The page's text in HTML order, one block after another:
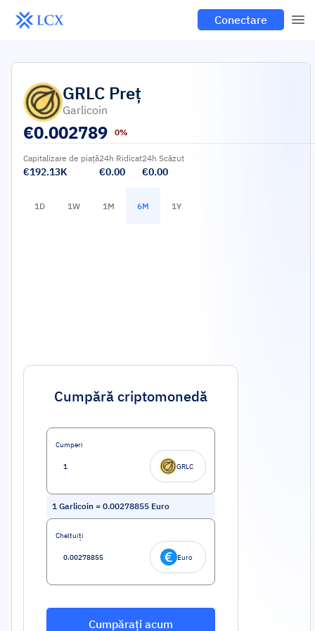
Conectare
GRLC Preț
Garlicoin
€0.002789 0%
Capitalizare de piață
€192.13K
24h Ridicat
€0.00
24h Scăzut
€0.00
1D 1W 1M 6M 1Y
Cumpără criptomonedă
Cumperi
GRLC
1 Garlicoin = 0.00278855 Euro
Cheltuiți
Euro
Cumpărați acum